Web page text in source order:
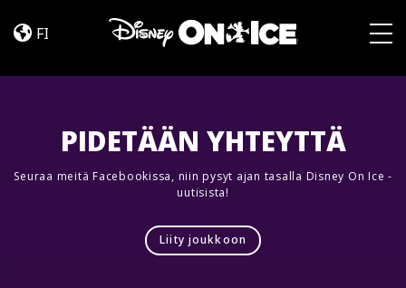
Trip
FI
PIDETÄÄN YHTEYTTÄ
Seuraa meitä Facebookissa, niin pysyt ajan tasalla Disney On Ice -
uutisista!
Liity joukkoon